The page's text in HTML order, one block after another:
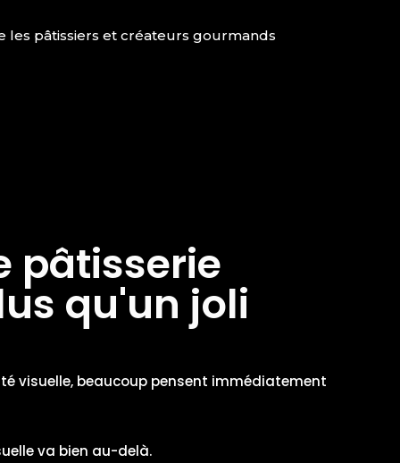
les pâtissiers et créateurs gourmands
pâtisserie
qu'un joli
visuelle, beaucoup pensent immédiatement
va bien au-delà.